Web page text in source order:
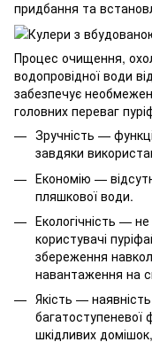
придбання та
Процес очищення,
водопровідної води
забезпечує
головних переваг
Зручність —
завдяки
Економію —
пляшкової води.
Екологічність —
користувачі
збереження
навантаження на
Якість —
багатоступеневої
шкідливих